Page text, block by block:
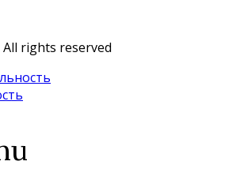
rights reserved